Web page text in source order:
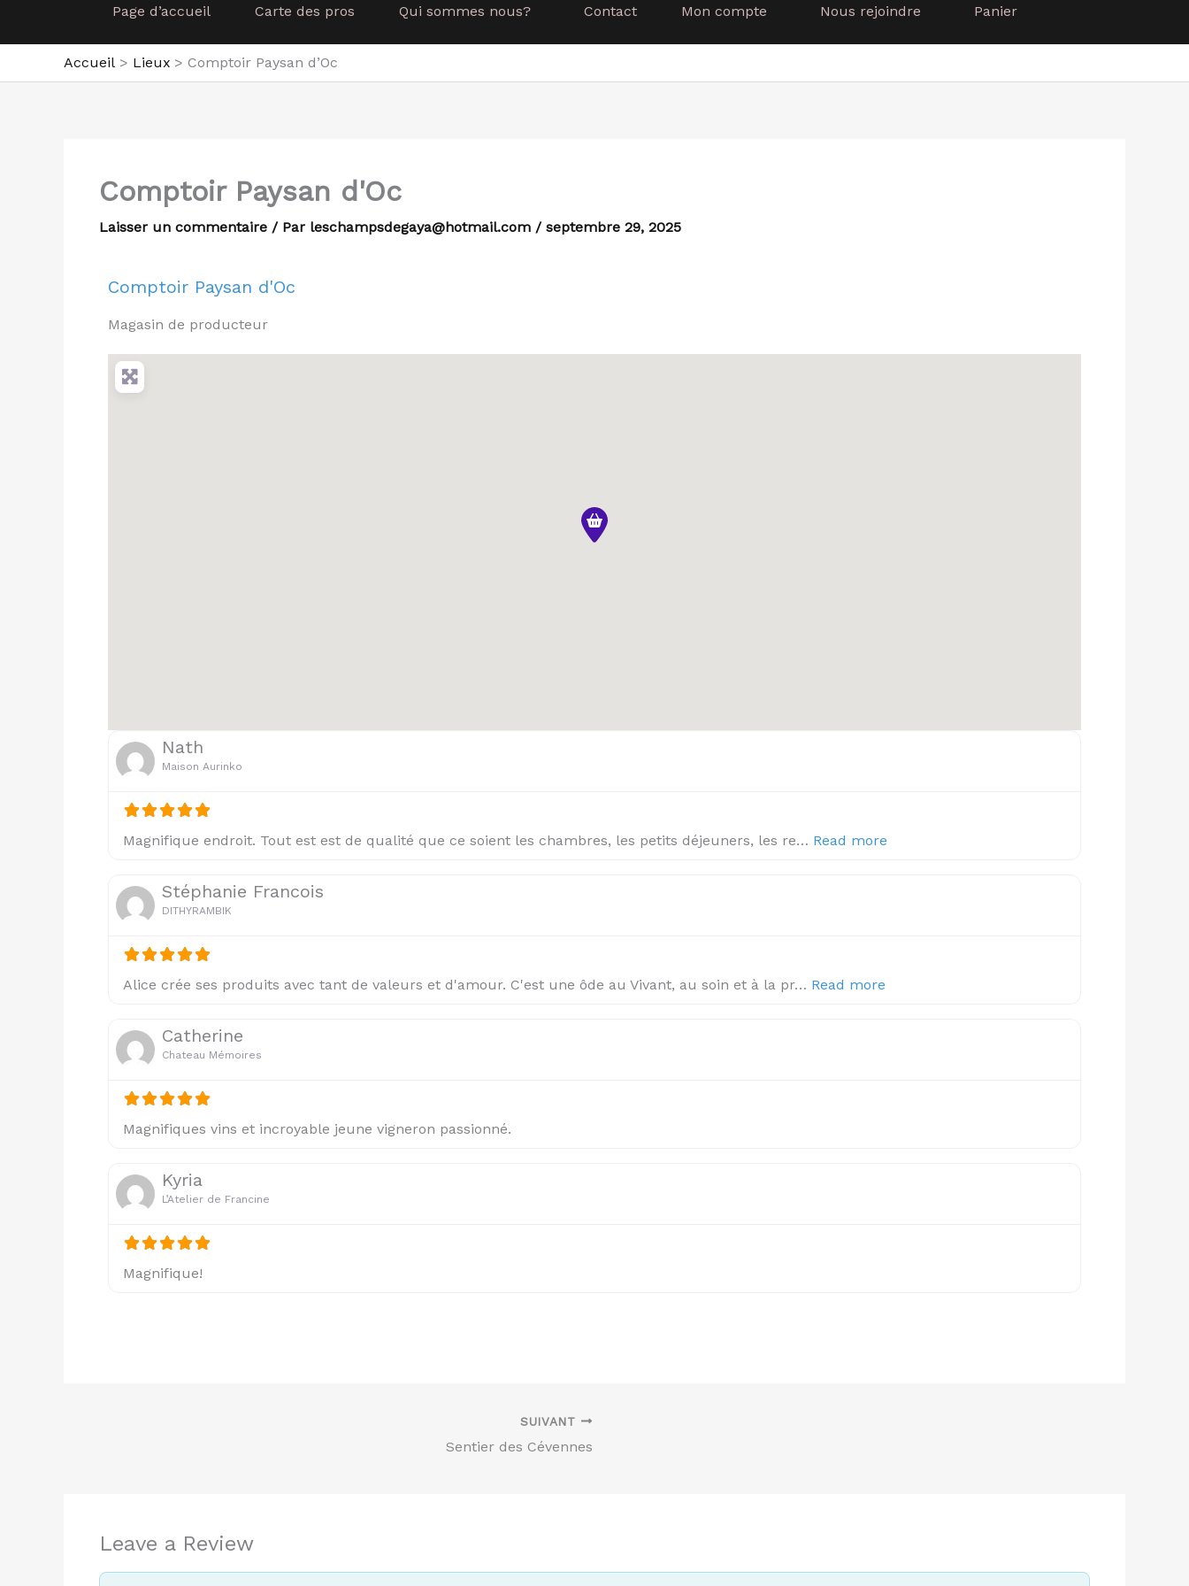
Page d’accueil Carte des pros Qui sommes nous? Contact Mon compte Nous rejoindre Panier
Accueil Lieux Comptoir Paysan d’Oc
Comptoir Paysan d'Oc
Laisser un commentaire / Par leschampsdegaya@hotmail.com / septembre 29, 2025
Comptoir Paysan d'Oc
Magasin de producteur
Nath
Maison Aurinko
Magnifique endroit. Tout est est de qualité que ce soient les chambres, les petits déjeuners, les re… Read more
Stéphanie Francois
DITHYRAMBIK
Alice crée ses produits avec tant de valeurs et d'amour. C'est une ôde au Vivant, au soin et à la pr… Read more
Catherine
Chateau Mémoires
Magnifiques vins et incroyable jeune vigneron passionné.
Kyria
L’Atelier de Francine
Magnifique!
SUIVANT
Sentier des Cévennes
Leave a Review